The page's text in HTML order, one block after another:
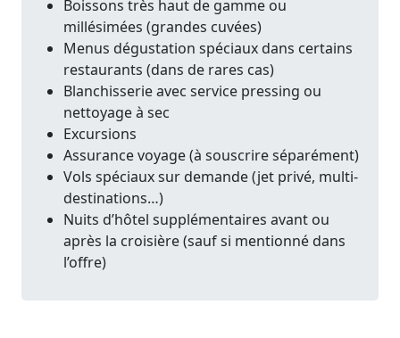
Boissons très haut de gamme ou
millésimées (grandes cuvées)
Menus dégustation spéciaux dans certains
restaurants (dans de rares cas)
Blanchisserie avec service pressing ou
nettoyage à sec
Excursions
Assurance voyage (à souscrire séparément)
Vols spéciaux sur demande (jet privé, multi-
destinations…)
Nuits d’hôtel supplémentaires avant ou
après la croisière (sauf si mentionné dans
l’offre)